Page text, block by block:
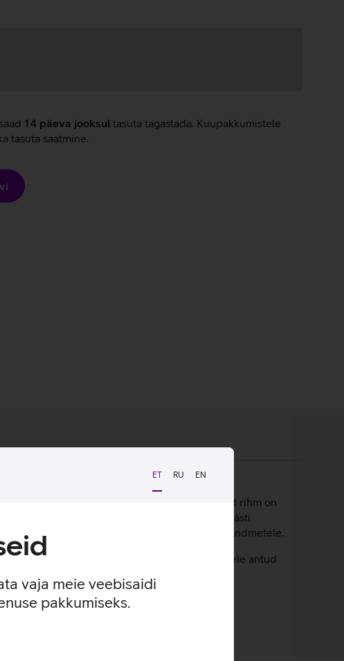
ET RU EN
vaja meie veebisaidi
pakkumiseks.
14 päeva jooksul tasuta tagastada. Kuupakkumistele
tasuta saatmine.
Kvaliteetsest kootud nailonist valmistatud rihm on
vältida higistamist, mistõttu sobib rihm eriti hästi
ja mugava istuvuse erineva suurusega randmetele.
mm vajab väiksemas mõõdus kellarihma, sellele antud